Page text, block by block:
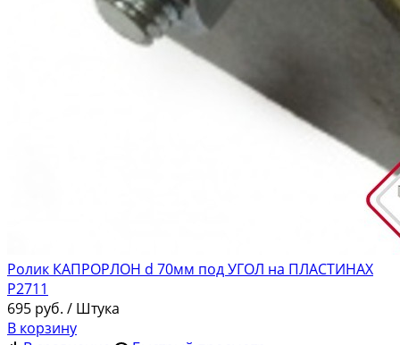
Ролик КАПРОРЛОН d 70мм под УГОЛ на ПЛАСТИНАХ
Р2711
695 руб. / Штука
В корзину